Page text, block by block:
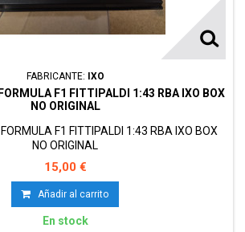
FABRICANTE: IXO
F1 FITTIPALDI 1:43 RBA IXO BOX
NO ORIGINAL
F1 FITTIPALDI 1:43 RBA IXO BOX
NO ORIGINAL
15,00 €
Añadir al carrito
En stock